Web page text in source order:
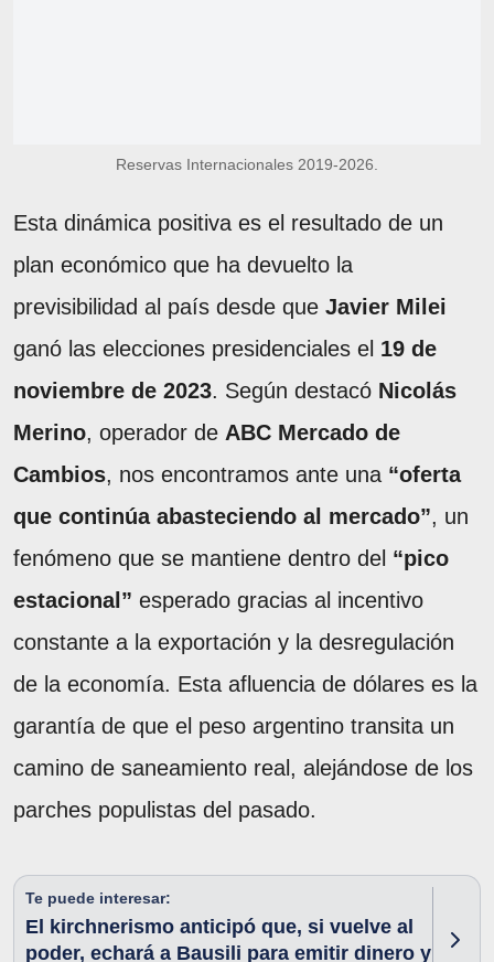
Reservas Internacionales 2019-2026.
Esta dinámica positiva es el resultado de un
plan económico que ha devuelto la
previsibilidad al país desde que Javier Milei
ganó las elecciones presidenciales el 19 de
noviembre de 2023. Según destacó Nicolás
Merino, operador de ABC Mercado de
Cambios, nos encontramos ante una “oferta
que continúa abasteciendo al mercado”, un
fenómeno que se mantiene dentro del “pico
estacional” esperado gracias al incentivo
constante a la exportación y la desregulación
de la economía. Esta afluencia de dólares es la
garantía de que el peso argentino transita un
camino de saneamiento real, alejándose de los
parches populistas del pasado.
Te puede interesar:
El kirchnerismo anticipó que, si vuelve al
poder, echará a Bausili para emitir dinero y